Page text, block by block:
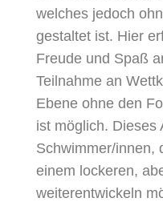
welches jedoch
gestaltet ist. Hier
Freude und Spaß
Teilnahme an
Ebene ohne den
ist möglich. Dieses
Schwimmer/innen,
einem lockeren,
weiterentwickeln